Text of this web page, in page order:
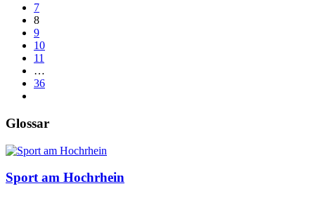
7
8
9
10
11
…
36
Glossar
Sport am Hochrhein